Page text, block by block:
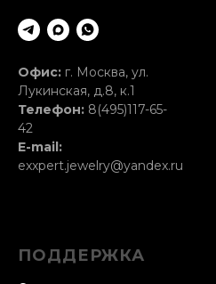
Офис: г. Москва, ул.
Лукинская, д.8, к.1
Телефон: 8(495)117-65-
42
E-mail:
exxpert.jewelry@yandex.ru
ПОДДЕРЖКА